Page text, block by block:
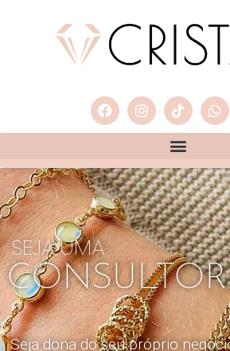
SEJA UMA
Seja dona do seu próprio